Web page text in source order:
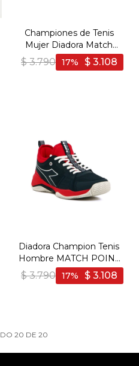
Championes de Tenis
Mujer Diadora Match
Point - Blanco-Celeste
$ 3.790 $ 3.108
17
Diadora Champion Tenis
Hombre MATCH POINT
NAVY-RED - Marino-Rojo
$ 3.790 $ 3.108
17
20 DE 20